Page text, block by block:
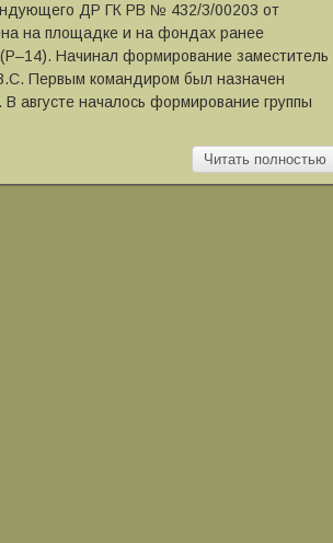
ДР ГК РВ № 432/3/00203 от
на площадке и на фондах ранее
Начинал формирование заместитель
Первым командиром был назначен
августе началось формирование группы
Читать полностью